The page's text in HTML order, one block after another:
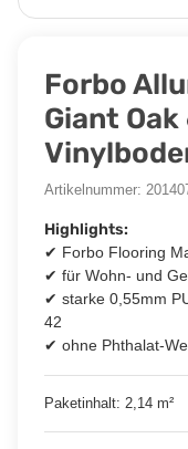
Forbo
Giant
Artikelnummer:
Highlights:
✔ Forbo Flooring
✔ für Wohn- und
✔ starke 0,55mm
42
✔ ohne Phthalat-
Paketinhalt: 2,14 m²